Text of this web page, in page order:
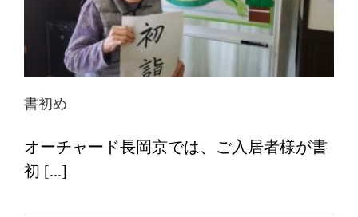
書初め
オーチャード長岡京では、ご入居者様が書
初 [...]